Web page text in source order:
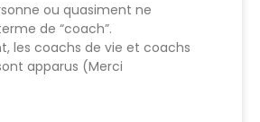
ou quasiment ne
de “coach”.
les coachs de vie et coachs
apparus (Merci